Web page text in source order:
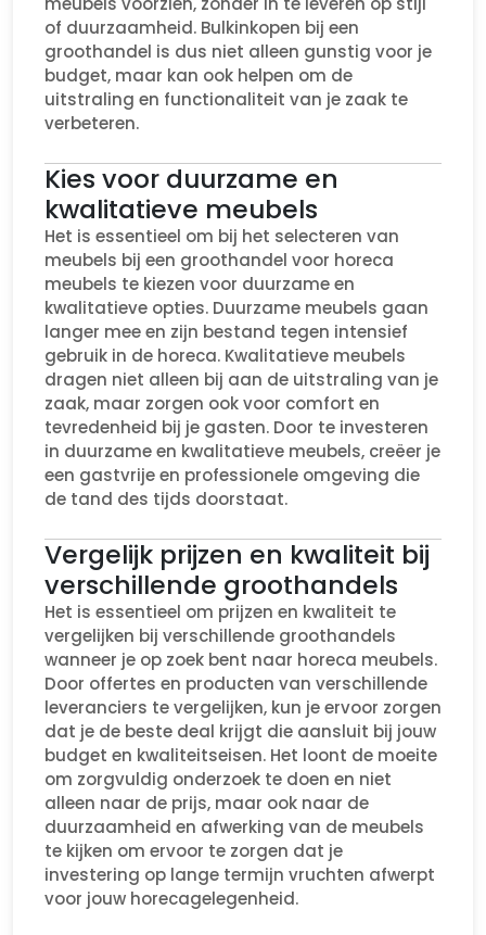
of duurzaamheid. Bulkinkopen bij een
groothandel is dus niet alleen gunstig voor je
budget, maar kan ook helpen om de
uitstraling en functionaliteit van je zaak te
verbeteren.
Kies voor duurzame en
kwalitatieve meubels
Het is essentieel om bij het selecteren van
meubels bij een groothandel voor horeca
meubels te kiezen voor duurzame en
kwalitatieve opties. Duurzame meubels gaan
langer mee en zijn bestand tegen intensief
gebruik in de horeca. Kwalitatieve meubels
dragen niet alleen bij aan de uitstraling van je
zaak, maar zorgen ook voor comfort en
tevredenheid bij je gasten. Door te investeren
in duurzame en kwalitatieve meubels, creëer je
een gastvrije en professionele omgeving die
de tand des tijds doorstaat.
Vergelijk prijzen en kwaliteit bij
verschillende groothandels
Het is essentieel om prijzen en kwaliteit te
vergelijken bij verschillende groothandels
wanneer je op zoek bent naar horeca meubels.
Door offertes en producten van verschillende
leveranciers te vergelijken, kun je ervoor zorgen
dat je de beste deal krijgt die aansluit bij jouw
budget en kwaliteitseisen. Het loont de moeite
om zorgvuldig onderzoek te doen en niet
alleen naar de prijs, maar ook naar de
duurzaamheid en afwerking van de meubels
te kijken om ervoor te zorgen dat je
investering op lange termijn vruchten afwerpt
voor jouw horecagelegenheid.